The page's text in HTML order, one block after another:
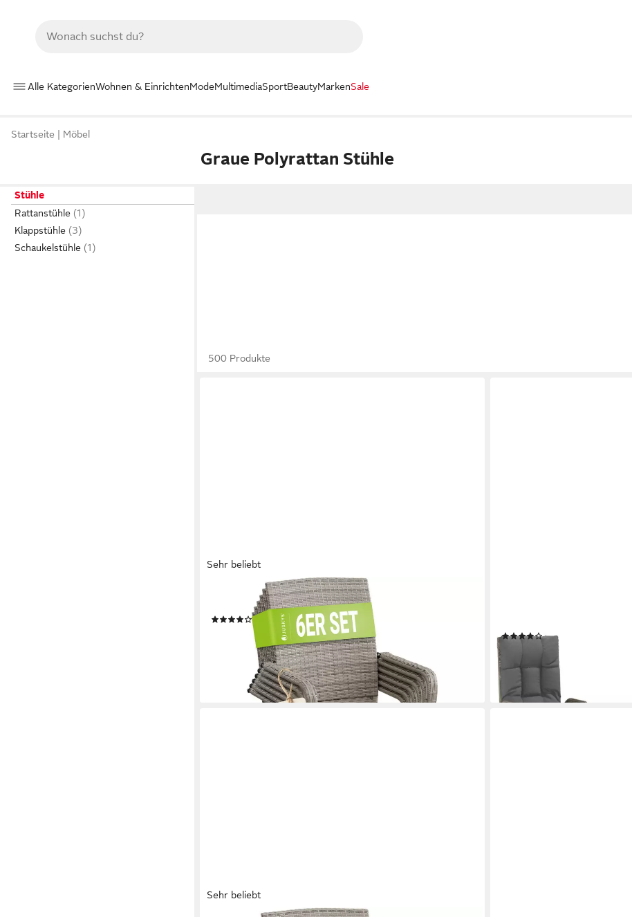
Alle KategorienWohnen & EinrichtenModeMultimediaSportBeautyMarkenSale
Startseite Möbel
Graue Polyrattan Stühle
Stühle
Rattanstühle
Klappstühle
Schaukelstühle
500 Produkte
Sehr beliebt
Gartenstuhl Yoro (6 St), stapelbar, modern, leicht und stabil
ab 161,48 € 199,99 €
lieferbar - in 3-4 Werktagen bei dir
(6)
lieferbar - in 4-5 Werktagen bei dir
Sehr beliebt